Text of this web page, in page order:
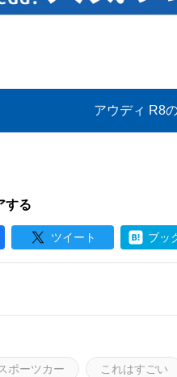
アウディ R8
する
ツイート ブッ
ポーツカー これはすごい